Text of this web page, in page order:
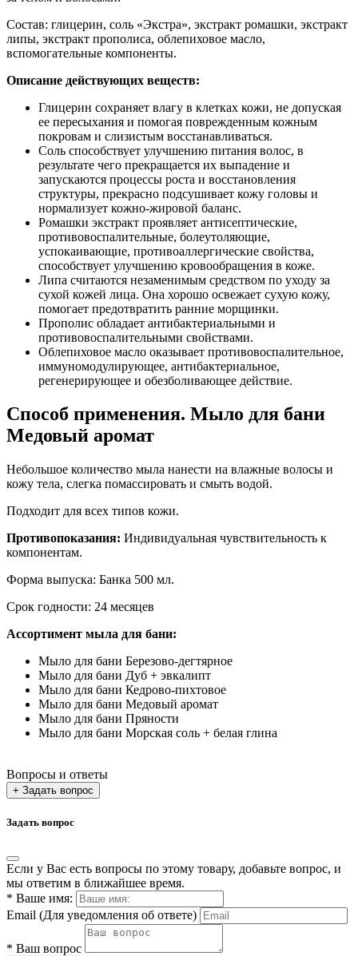
Состав: глицерин, соль «Экстра», экстракт ромашки, экстракт
липы, экстракт прополиса, облепиховое масло,
вспомогательные компоненты.
Описание действующих веществ:
Глицерин сохраняет влагу в клетках кожи, не допуская
ее пересыхания и помогая поврежденным кожным
покровам и слизистым восстанавливаться.
Соль способствует улучшению питания волос, в
результате чего прекращается их выпадение и
запускаются процессы роста и восстановления
структуры, прекрасно подсушивает кожу головы и
нормализует кожно-жировой баланс.
Ромашки экстракт проявляет антисептические,
противовоспалительные, болеутоляющие,
успокаивающие, противоаллергические свойства,
способствует улучшению кровообращения в коже.
Липа считаются незаменимым средством по уходу за
сухой кожей лица. Она хорошо освежает сухую кожу,
помогает предотвратить ранние морщинки.
Прополис обладает антибактериальными и
противовоспалительными свойствами.
Облепиховое масло оказывает противовоспалительное,
иммуномодулирующее, антибактериальное,
регенерирующее и обезболивающее действие.
Способ применения. Мыло для бани
Медовый аромат
Небольшое количество мыла нанести на влажные волосы и
кожу тела, слегка помассировать и смыть водой.
Подходит для всех типов кожи.
Противопоказания: Индивидуальная чувствительность к
компонентам.
Форма выпуска: Банка 500 мл.
Срок годности: 24 месяцев
Ассортимент мыла для бани:
Мыло для бани Березово-дегтярное
Мыло для бани Дуб + эвкалипт
Мыло для бани Кедрово-пихтовое
Мыло для бани Медовый аромат
Мыло для бани Пряности
Мыло для бани Морская соль + белая глина
Вопросы и ответы
+ Задать вопрос
Задать вопрос
Если у Вас есть вопросы по этому товару, добавьте вопрос, и
мы ответим в ближайшее время.
* Ваше имя:
Email (Для уведомления об ответе)
* Ваш вопрос